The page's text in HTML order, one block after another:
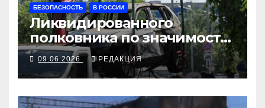
БЕЗОПАСНОСТЬ В РОССИИ
Ликвидированного
полковника по значимости
принимали за генерала
09.06.2026 РЕДАКЦИЯ